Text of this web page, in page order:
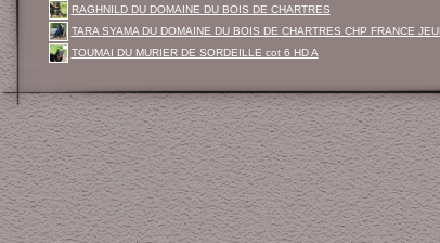
RAGHNILD DU DOMAINE DU BOIS DE CHARTRES
TARA SYAMA DU DOMAINE DU BOIS DE CHARTRES CHP FRANCE
TOUMAI DU MURIER DE SORDEILLE cot 6 HD A